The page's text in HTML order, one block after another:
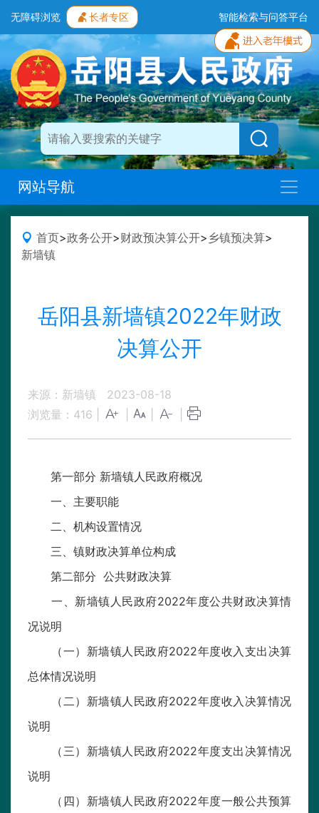
无障碍浏览 长者专区 智能检索与问答平台
网站导航
首页>政务公开>财政预决算公开> 乡镇预决算>
新墙镇
岳阳县新墙镇2022年财政
决算公开
来源：新墙镇
2023-08-18
浏览量： 416
第一部分 新墙镇人民政府概况
一、主要职能
二、机构设置情况
三、镇财政决算单位构成
第二部分 公共财政决算
一、新墙镇人民政府2022年度公共财政决算情
况说明
（一）新墙镇人民政府2022年度收入支出决算
总体情况说明
（二）新墙镇人民政府2022年度收入决算情况
说明
（三）新墙镇人民政府2022年度支出决算情况
说明
（四）新墙镇人民政府2022年度一般公共预算